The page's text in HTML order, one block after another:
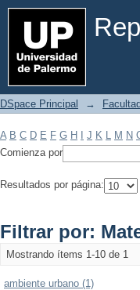
Filtrar por:
DSpace Principal →
A B C D E F G H J K L M N
Comienza por
Resultados por página:
Filtrar por:
Mostrando ítems 1-10 de 1
ambiente urbano (1)